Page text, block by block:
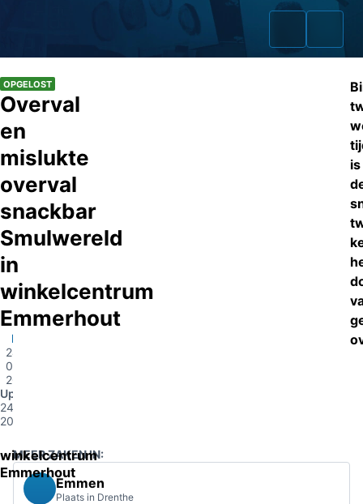
Home
Zaken
Fraudeurs
Cold Cases
Tip doorgeven
OPGELOST
Overval
en
mislukte
overval
snackbar
Smulwereld
in
winkelcentrum
Emmerhout
Emmen
24-
02-
2014
Update
24-02-
2014
is
winkelcentrum
Emmerhout
MEER ZAKEN IN:
Emmen
Plaats in Drenthe